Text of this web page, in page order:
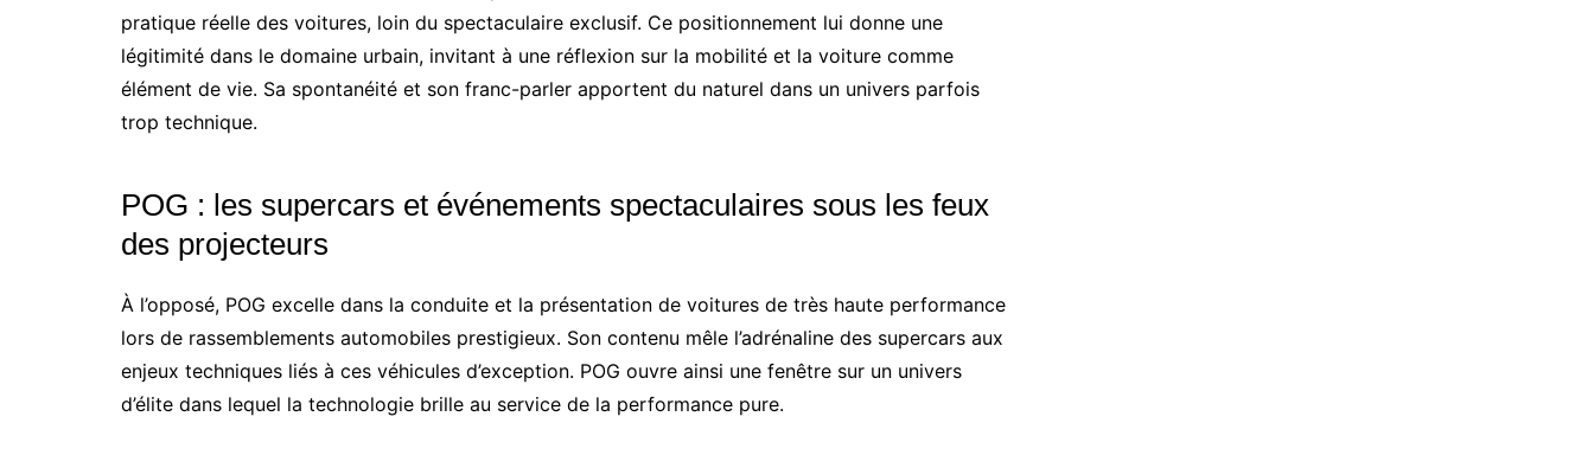
pratique réelle des voitures, loin du spectaculaire exclusif. Ce positionnement lui donne une
légitimité dans le domaine urbain, invitant à une réflexion sur la mobilité et la voiture comme
élément de vie. Sa spontanéité et son franc-parler apportent du naturel dans un univers parfois
trop technique.
POG : les supercars et événements spectaculaires sous les feux
des projecteurs
À l’opposé, POG excelle dans la conduite et la présentation de voitures de très haute performance
lors de rassemblements automobiles prestigieux. Son contenu mêle l’adrénaline des supercars aux
enjeux techniques liés à ces véhicules d’exception. POG ouvre ainsi une fenêtre sur un univers
d’élite dans lequel la technologie brille au service de la performance pure.